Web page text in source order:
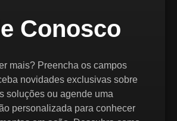
Conosco
mais? Preencha os campos
novidades exclusivas sobre
soluções ou agende uma
personalizada para conhecer